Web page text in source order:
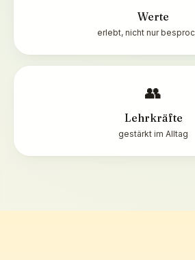
Werte
erlebt, nicht nur
👥
Lehrkräfte
gestärkt im Alltag